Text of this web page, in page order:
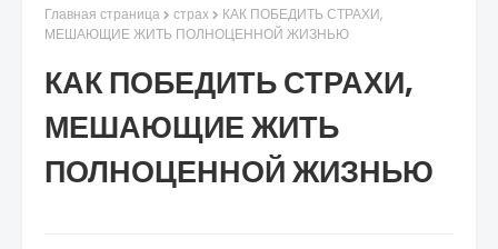
Главная страница страх
КАК ПОБЕДИТЬ СТРАХИ,
МЕШАЮЩИЕ ЖИТЬ ПОЛНОЦЕННОЙ ЖИЗНЬЮ
КАК ПОБЕДИТЬ СТРАХИ,
МЕШАЮЩИЕ ЖИТЬ
ПОЛНОЦЕННОЙ ЖИЗНЬЮ